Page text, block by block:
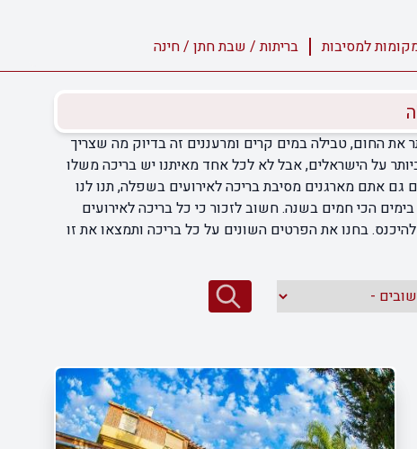
למסיבות בריתות / שבת חתן / חינה
החום, טבילה במים קרים ומרעננים זה בדיוק מה שצריך
על הישראלים, אבל לא לכל אחד מאיתנו יש בריכה משלו
אתם מארגנים מסיבת בריכה לאירועים בשפלה, תנו לנו
הכי חמים בשנה. חשוב לזכור כי כל בריכה לאירועים
בחנו את הפרטים השונים על כל בריכה ותמצאו את זו